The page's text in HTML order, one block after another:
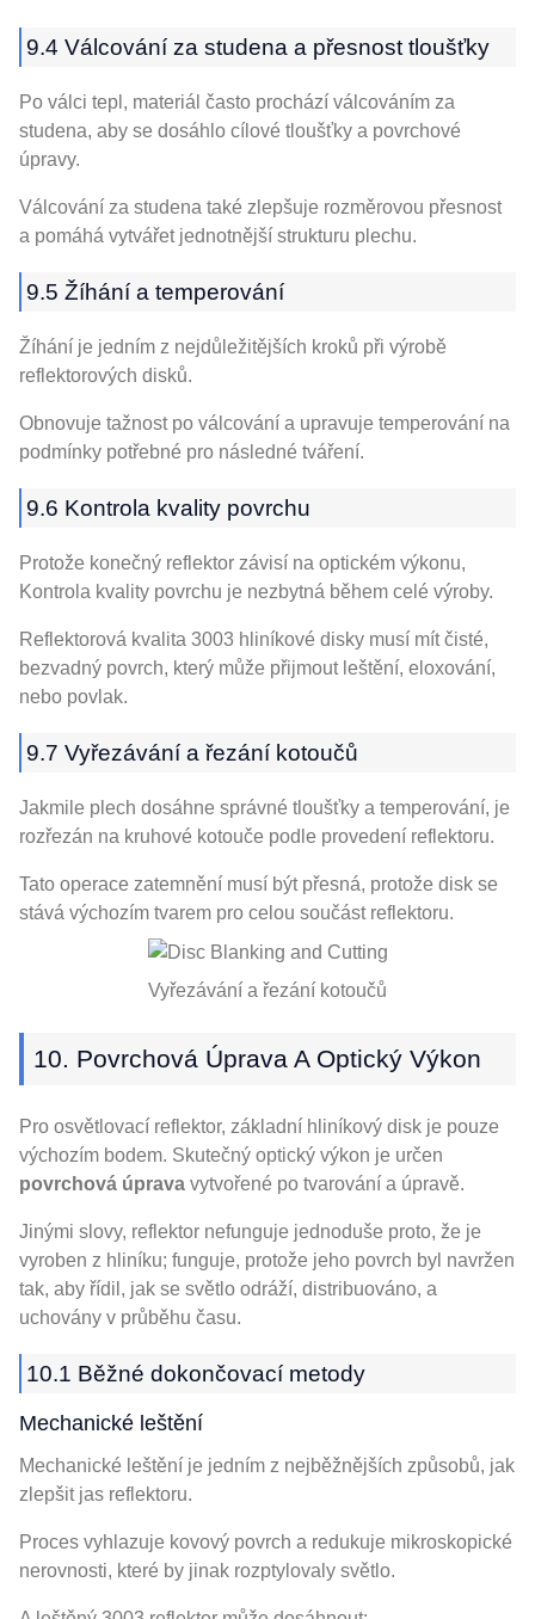
9.4 Válcování za studena a přesnost tloušťky
Po válci tepl, materiál často prochází válcováním za
studena, aby se dosáhlo cílové tloušťky a povrchové
úpravy.
Válcování za studena také zlepšuje rozměrovou přesnost
a pomáhá vytvářet jednotnější strukturu plechu.
9.5 Žíhání a temperování
Žíhání je jedním z nejdůležitějších kroků při výrobě
reflektorových disků.
Obnovuje tažnost po válcování a upravuje temperování na
podmínky potřebné pro následné tváření.
9.6 Kontrola kvality povrchu
Protože konečný reflektor závisí na optickém výkonu,
Kontrola kvality povrchu je nezbytná během celé výroby.
Reflektorová kvalita 3003 hliníkové disky musí mít čisté,
bezvadný povrch, který může přijmout leštění, eloxování,
nebo povlak.
9.7 Vyřezávání a řezání kotoučů
Jakmile plech dosáhne správné tloušťky a temperování, je
rozřezán na kruhové kotouče podle provedení reflektoru.
Tato operace zatemnění musí být přesná, protože disk se
stává výchozím tvarem pro celou součást reflektoru.
Vyřezávání a řezání kotoučů
10. Povrchová Úprava A Optický Výkon
Pro osvětlovací reflektor, základní hliníkový disk je pouze
výchozím bodem. Skutečný optický výkon je určen
povrchová úprava vytvořené po tvarování a úpravě.
Jinými slovy, reflektor nefunguje jednoduše proto, že je
vyroben z hliníku; funguje, protože jeho povrch byl navržen
tak, aby řídil, jak se světlo odráží, distribuováno, a
uchovány v průběhu času.
10.1 Běžné dokončovací metody
Mechanické leštění
Mechanické leštění je jedním z nejběžnějších způsobů, jak
zlepšit jas reflektoru.
Proces vyhlazuje kovový povrch a redukuje mikroskopické
nerovnosti, které by jinak rozptylovaly světlo.